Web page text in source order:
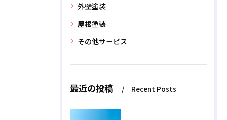
外壁塗装
屋根塗装
その他サービス
最近の投稿 Recent Posts